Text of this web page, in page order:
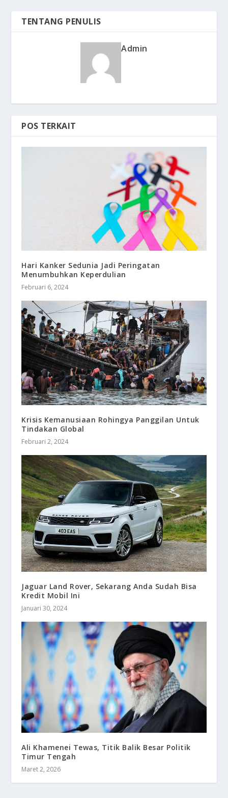
TENTANG PENULIS
Admin
POS TERKAIT
Hari Kanker Sedunia Jadi Peringatan
Menumbuhkan Keperdulian
Februari 6, 2024
Krisis Kemanusiaan Rohingya Panggilan Untuk
Tindakan Global
Februari 2, 2024
Jaguar Land Rover, Sekarang Anda Sudah Bisa
Kredit Mobil Ini
Januari 30, 2024
Ali Khamenei Tewas, Titik Balik Besar Politik
Timur Tengah
Maret 2, 2026